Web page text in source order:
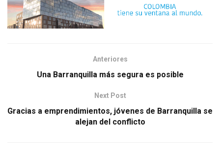
Anteriores
Una Barranquilla más segura es posible
Next Post
Gracias a emprendimientos, jóvenes de Barranquilla se
alejan del conflicto